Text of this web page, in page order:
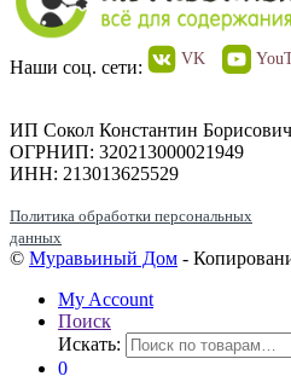
Наши соц. сети: VK
ИП Сокол Константин Борисович
ОГРНИП: 320213000021949
ИНН: 213013625529
Политика обработки персональных
данных
© Муравьиный Дом -
My Account
Поиск
Искать:
0